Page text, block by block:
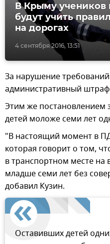
4 сентября 2016, 13:51
В Крыму учеников
будут учить
на дорогах
За нарушение
административный
Этим же постановлением
детей моложе семи лет
"В настоящий момент в
которая говорит о том,
в транспортном месте на
младше семи лет без
добавил Кузин.
Оставивших детей